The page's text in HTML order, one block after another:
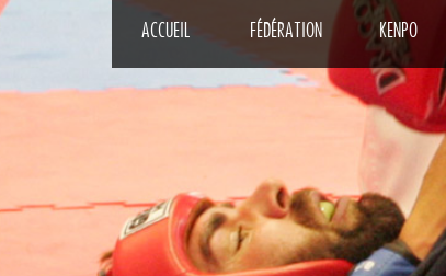
ACCUEIL FÉDÉRATION KENPO